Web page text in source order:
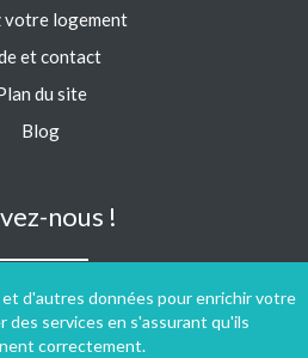
d'autres données pour enrichir votre
des services en s'assurant qu'ils
correctement.
votre logement
et contact
du site
Blog
nous !